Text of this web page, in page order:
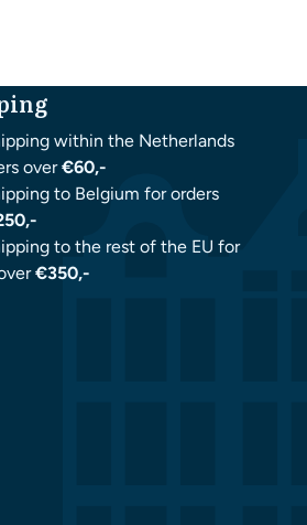
within the Netherlands
over€60,-
to Belgium for orders
to the rest of the EU for
€350,-